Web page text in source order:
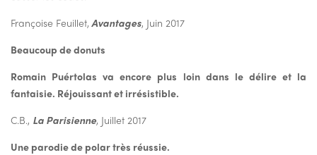
Françoise Feuillet, Avantages, Juin 2017
Beaucoup de donuts
Romain Puértolas va encore plus loin dans le délire et la
fantaisie. Réjouissant et irrésistible.
C.B., La Parisienne, Juillet 2017
Une parodie de polar très réussie.